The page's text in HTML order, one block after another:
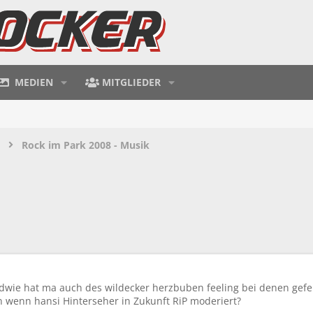
MEDIEN MITGLIEDER
Rock im Park 2008 - Musik
hat ma auch des wildecker herzbuben feeling bei denen
wenn hansi Hinterseher in Zukunft RiP moderiert?